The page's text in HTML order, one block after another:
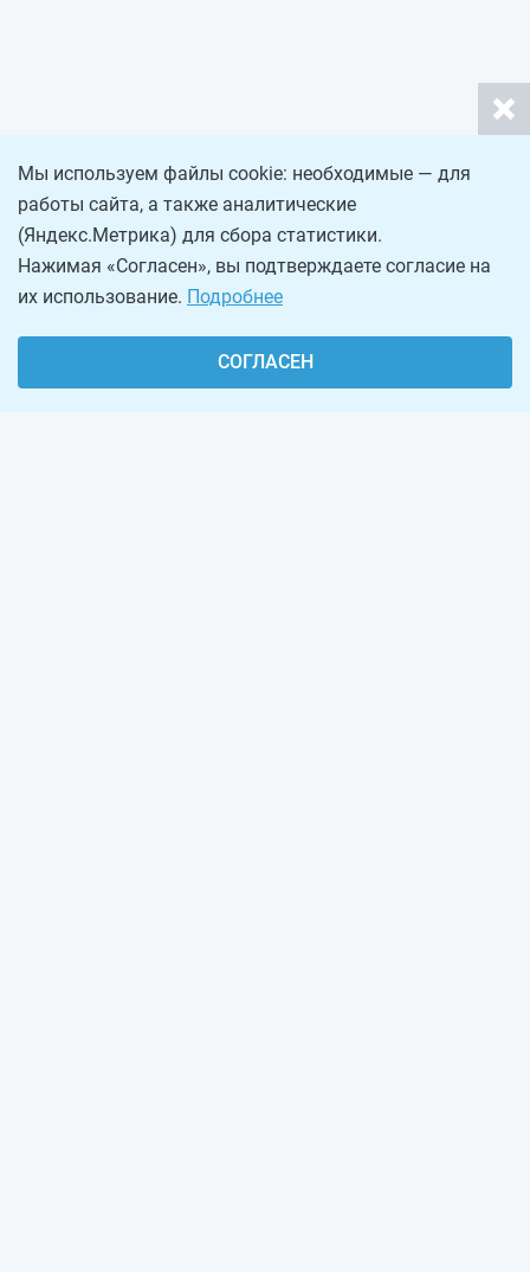
Мы используем файлы cookie: необходимые — для
работы сайта, а также аналитические
(Яндекс.Метрика) для сбора статистики.
Нажимая «Согласен», вы подтверждаете согласие на
их использование. Подробнее
СОГЛАСЕН